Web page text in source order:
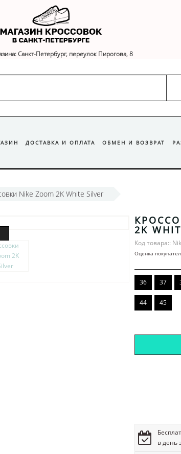
Санкт-Петербург, переулок Пирогова, 8
ДОСТАВКА И ОПЛАТА ОБМЕН И ВОЗВРАТ
Nike Zoom 2K White Silver
2K
Код товара::
Оценка
36 37
44 45
в день